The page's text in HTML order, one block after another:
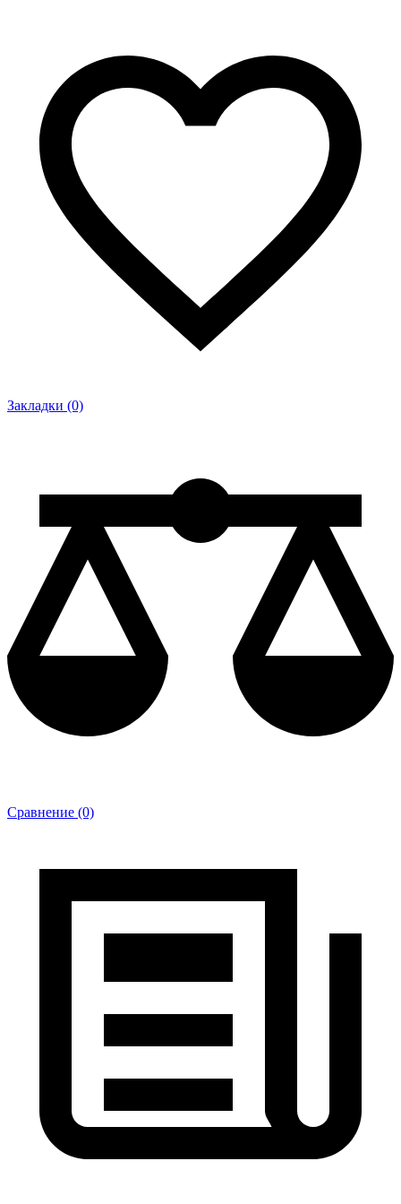
Закладки (0)
Сравнение (0)